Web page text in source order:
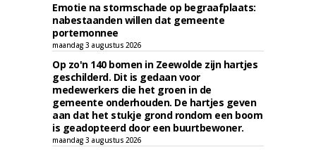
Emotie na stormschade op begraafplaats:
nabestaanden willen dat gemeente
portemonnee
maandag 3 augustus 2026
Op zo'n 140 bomen in Zeewolde zijn hartjes
geschilderd. Dit is gedaan voor
medewerkers die het groen in de
gemeente onderhouden. De hartjes geven
aan dat het stukje grond rondom een boom
is geadopteerd door een buurtbewoner.
maandag 3 augustus 2026